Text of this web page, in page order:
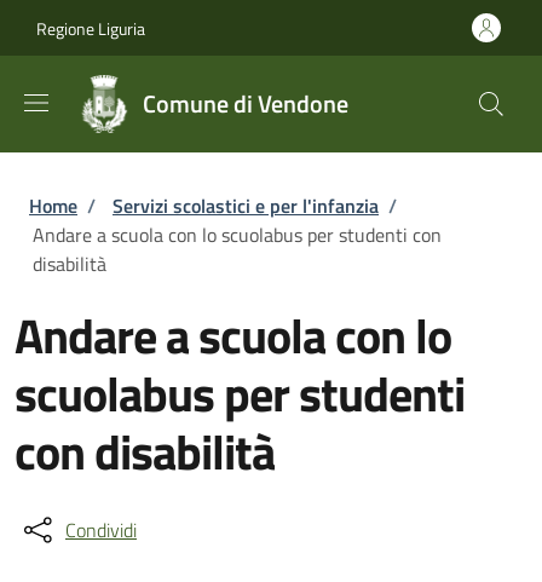
Regione Liguria
Comune di Vendone
Briciole di pane
Home / Servizi scolastici e per l'infanzia /
Andare a scuola con lo scuolabus per studenti con
disabilità
Andare a scuola con lo
scuolabus per studenti
con disabilità
Condividi